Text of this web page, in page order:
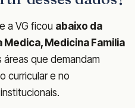
a VG ficou abaixo da
Medica, Medicina Familia
áreas que demandam
curricular e no